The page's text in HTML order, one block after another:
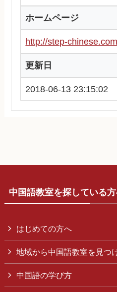
ホームページ
http://step-
更新日
2018-06-13 23:15:02
中国語教室を探している
はじめての方へ
地域から中国語教室を見つ
中国語の学び方